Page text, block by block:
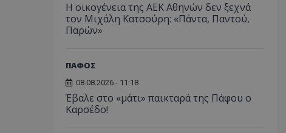
Η οικογένεια της ΑΕΚ Αθηνών δεν ξεχνά
τον Μιχάλη Κατσούρη: «Πάντα, Παντού,
Παρών»
ΠΑΦΟΣ
08.08.2026 - 11:18
Έβαλε στο «μάτι» παικταρά της Πάφου ο
Καρσέδο!